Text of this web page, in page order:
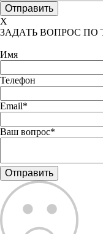
X
ЗАДАТЬ ВОПРОС ПО
Имя
Телефон
Email*
Ваш вопрос*